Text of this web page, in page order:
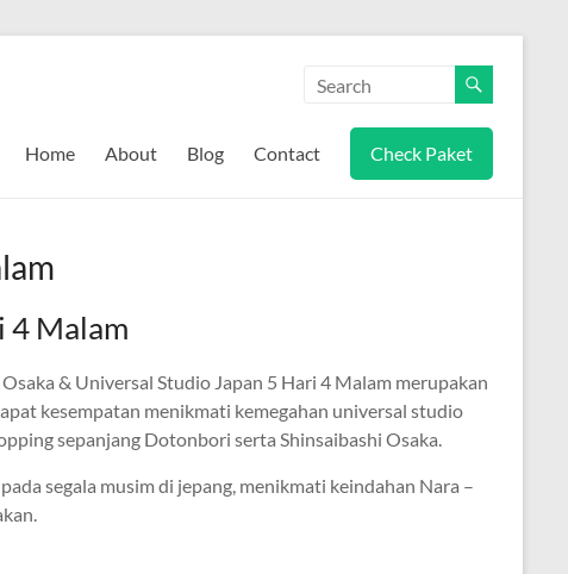
Home
About Blog Contact Check Paket
4 Malam
& Universal Studio Japan 5 Hari 4 Malam merupakan
kesempatan menikmati kemegahan universal studio
sepanjang Dotonbori serta Shinsaibashi Osaka.
segala musim di jepang, menikmati keindahan Nara –